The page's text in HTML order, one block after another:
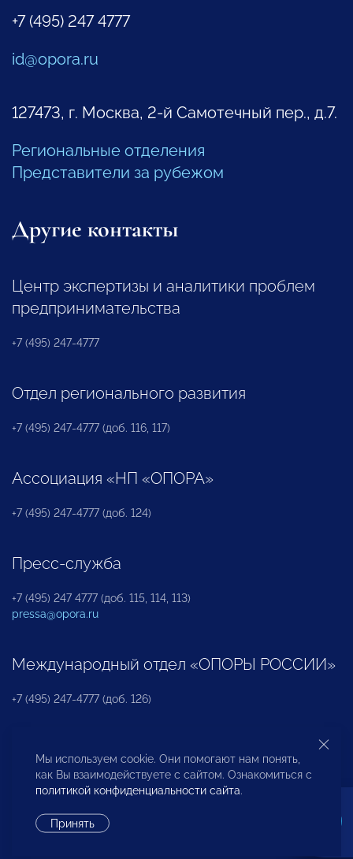
+7 (495) 247 4777
id@opora.ru
127473, г. Москва, 2-й Самотечный пер., д.7.
Региональные отделения
Представители за рубежом
Другие контакты
Центр экспертизы и аналитики проблем
предпринимательства
+7 (495) 247-4777
Отдел регионального развития
+7 (495) 247-4777 (доб. 116, 117)
Ассоциация «НП «ОПОРА»
+7 (495) 247-4777 (доб. 124)
Пресс-служба
+7 (495) 247 4777 (доб. 115, 114, 113)
pressa@opora.ru
Международный отдел «ОПОРЫ РОССИИ»
+7 (495) 247-4777 (доб. 126)
Бюро по защите прав предпринимателей и
инвесторов
Мы используем cookie. Они помогают нам понять,
как Вы взаимодействуете с сайтом. Ознакомиться с
политикой конфиденциальности сайта.
Принять